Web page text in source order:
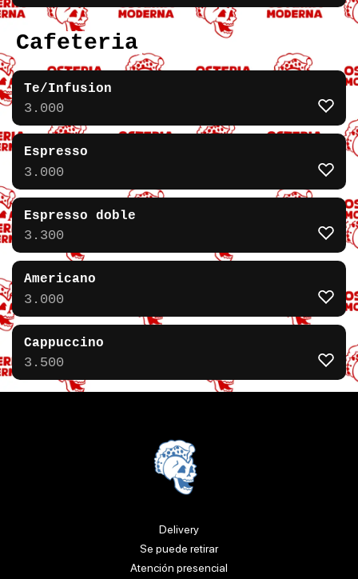
Cafeteria
Te/Infusion
3.000
Espresso
3.000
Espresso doble
3.300
Americano
3.000
Cappuccino
3.500
Delivery
Se puede retirar
Atención presencial